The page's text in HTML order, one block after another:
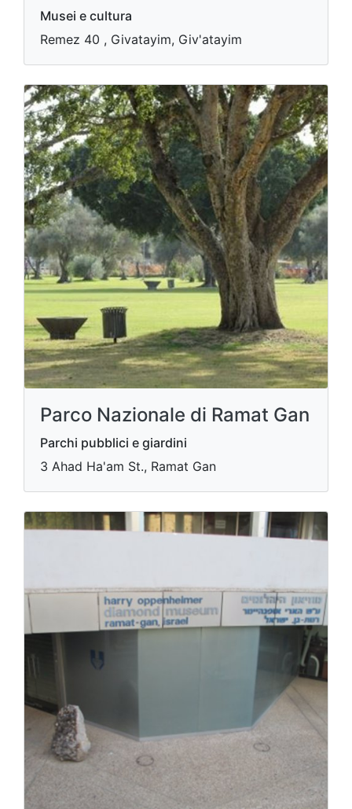
Musei e cultura
Remez 40 , Givatayim, Giv'atayim
Parco Nazionale di Ramat Gan
Parchi pubblici e giardini
3 Ahad Ha'am St., Ramat Gan